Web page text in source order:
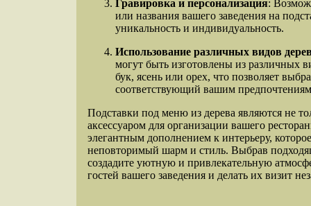
Гравировка и персонализация:
или названия вашего заведения на
уникальность и индивидуальность.
Использование различных видов
могут быть изготовлены из различных
бук, ясень или орех, что позволяет
соответствующий вашим
Подставки под меню из дерева являются не
аксессуаром для организации вашего
элегантным дополнением к интерьеру,
неповторимый шарм и стиль. Выбрав
создадите уютную и привлекательную
гостей вашего заведения и делать их визит